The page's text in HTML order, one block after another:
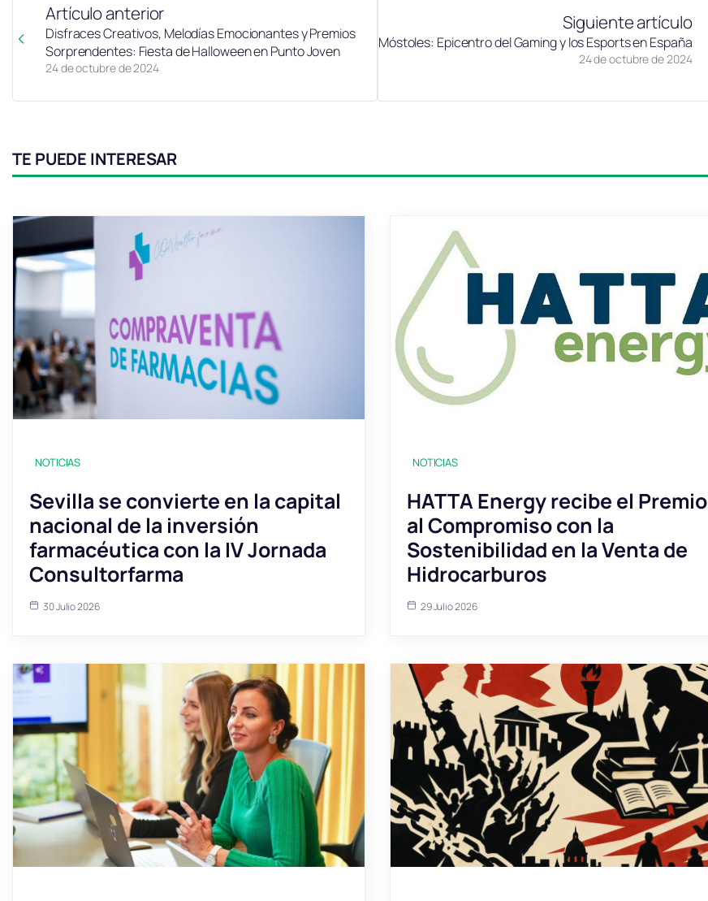
Artículo anterior
24 de octubre de 2024
Disfraces Creativos, Melodías Emocionantes y Premios
Sorprendentes: Fiesta de Halloween en Punto Joven
Siguiente artículo
24 de octubre de 2024
Móstoles: Epicentro del Gaming y los Esports en España
TE PUEDE INTERESAR
NOTICIAS
Sevilla se convierte en la capital
nacional de la inversión
farmacéutica con la IV Jornada
Consultorfarma
30 Julio 2026
NOTICIAS
HATTA Energy recibe el Premio
al Compromiso con la
Sostenibilidad en la Venta de
Hidrocarburos
29 Julio 2026